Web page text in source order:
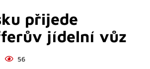
přijede
jídelní vůz
56